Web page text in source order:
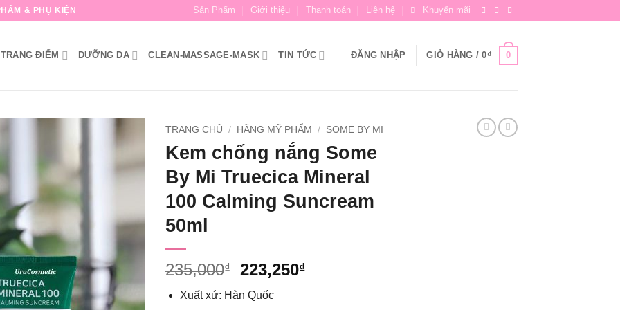
& PHỤ KIỆN Sản Phẩm Giới thiệu Thanh toán Liên hệ Khuyến mãi
TRANG ĐIỂM DƯỠNG DA CLEAN-MASSAGE-MASK TIN TỨC ĐĂNG NHẬP GIỎ HÀNG /0₫ 0
TRANG CHỦ / HÃNG MỸ PHẨM / SOME BY MI
Kem chống nắng Some
By Mi Truecica Mineral
100 Calming Suncream
50ml
235,000₫
Giá
gốc
là:
223,250₫Giá
Xuất xứ: Hàn Quốc